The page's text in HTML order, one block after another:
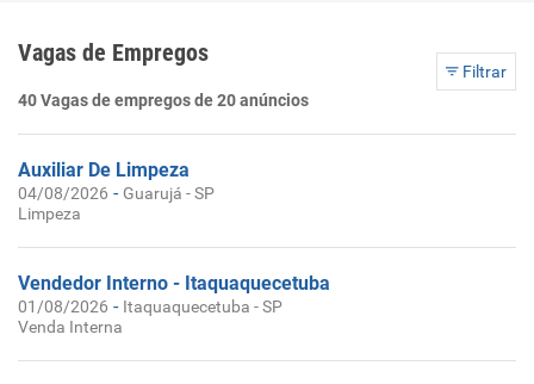
Vagas de Empregos
Filtrar
40 Vagas de empregos de 20 anúncios
Auxiliar De Limpeza
04/08/2026 - Guarujá - SP
Limpeza
Vendedor Interno - Itaquaquecetuba
01/08/2026 - Itaquaquecetuba - SP
Venda Interna